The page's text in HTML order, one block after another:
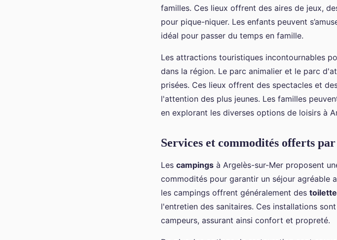
familles. Ces lieux offrent des aires de jeux,
pour pique-niquer. Les enfants peuvent
idéal pour passer du temps en famille.
Les attractions touristiques incontournables
dans la région. Le parc animalier et le parc
prisées. Ces lieux offrent des spectacles et
l'attention des plus jeunes. Les familles
en explorant les diverses options de loisirs à
Services et commodités offerts
Les campings à Argelès-sur-Mer proposent
commodités pour garantir un séjour agréable
les campings offrent généralement des
l'entretien des sanitaires. Ces installations
campeurs, assurant ainsi confort et propreté.